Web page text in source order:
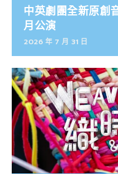
中英劇團全新原創
月公演
2026 年 7 月 31 日